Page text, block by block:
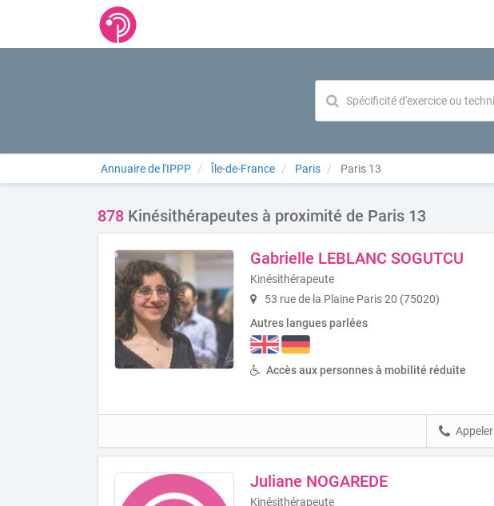
Annuaire de l'IPPP Île-de-France Paris Paris 13
878 Kinésithérapeutes à proximité de Paris 13
Gabrielle LEBLANC SOGUTCU
Kinésithérapeute
53 rue de la Plaine Paris 20 (75020)
Autres langues parlées
Accès aux personnes à mobilité réduite
Appeler
Juliane NOGAREDE
Kinésithérapeute